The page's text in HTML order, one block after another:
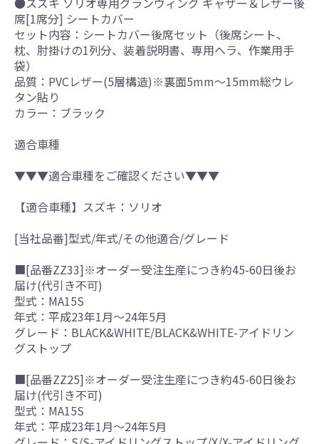
席[1席分] シートカバー
セット内容：シートカバー後席セット（後席シート、
枕、肘掛けの1列分、装着説明書、専用ヘラ、作業用手
袋）
品質：PVCレザー(5層構造)※裏面5mm～15mm総ウレ
タン貼り
カラー：ブラック
適合車種
▼▼▼適合車種をご確認ください▼▼▼
【適合車種】スズキ：ソリオ
[当社品番]型式/年式/その他適合/グレード
■[品番ZZ33]※オーダー受注生産につき約45-60日後お
届け(代引き不可)
型式：MA15S
年式：平成23年1月～24年5月
グレード：BLACK&WHITE/BLACK&WHITE-アイドリン
グストップ
■[品番ZZ25]※オーダー受注生産につき約45-60日後お
届け(代引き不可)
型式：MA15S
年式：平成23年1月～24年5月